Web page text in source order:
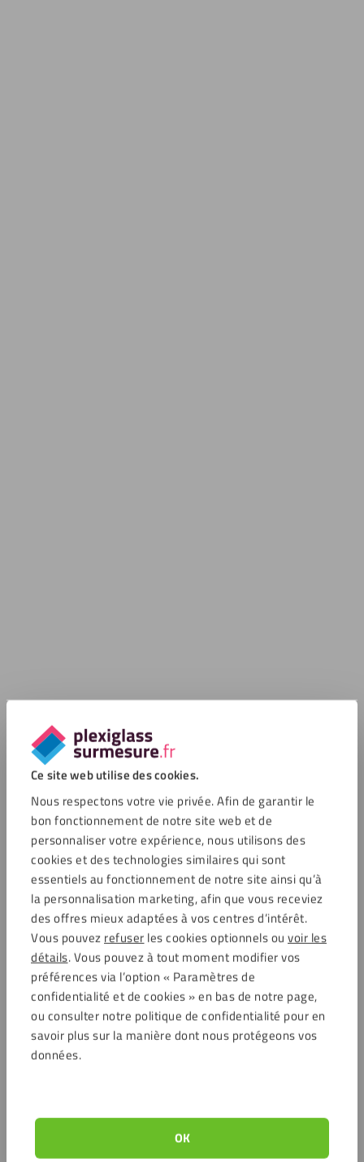
Ce site web utilise des cookies.
Nous respectons votre vie privée. Afin de garantir le
bon fonctionnement de notre site web et de
personnaliser votre expérience, nous utilisons des
cookies et des technologies similaires qui sont
essentiels au fonctionnement de notre site ainsi qu’à
la personnalisation marketing, afin que vous receviez
des offres mieux adaptées à vos centres d’intérêt.
Vous pouvez refuser les cookies optionnels ou voir les
détails. Vous pouvez à tout moment modifier vos
préférences via l’option « Paramètres de
confidentialité et de cookies » en bas de notre page,
ou consulter notre politique de confidentialité pour en
savoir plus sur la manière dont nous protégeons vos
données.
OK